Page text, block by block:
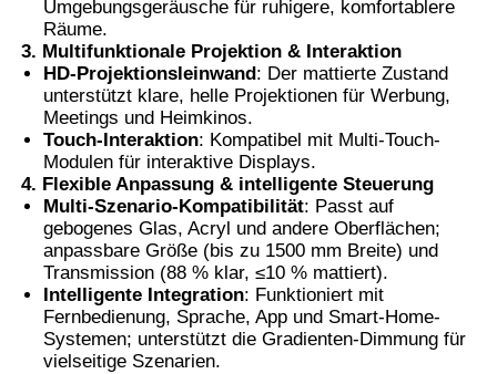
Umgebungsgeräusche für ruhigere, komfortablere
Räume.
3. Multifunktionale Projektion & Interaktion
HD-Projektionsleinwand: Der mattierte Zustand
unterstützt klare, helle Projektionen für Werbung,
Meetings und Heimkinos.
Touch-Interaktion: Kompatibel mit Multi-Touch-
Modulen für interaktive Displays.
4. Flexible Anpassung & intelligente Steuerung
Multi-Szenario-Kompatibilität: Passt auf
gebogenes Glas, Acryl und andere Oberflächen;
anpassbare Größe (bis zu 1500 mm Breite) und
Transmission (88 % klar, ≤10 % mattiert).
Intelligente Integration: Funktioniert mit
Fernbedienung, Sprache, App und Smart-Home-
Systemen; unterstützt die Gradienten-Dimmung für
vielseitige Szenarien.